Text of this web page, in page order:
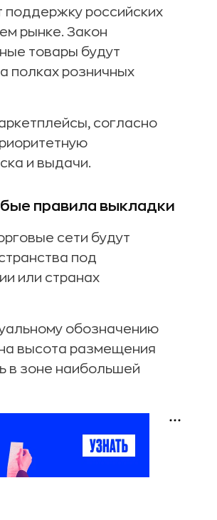
поддержку российских
рынке. Закон
товары будут
полках розничных
согласно
и выдачи.
правила выкладки
сети будут
под
или странах
обозначению
высота размещения
в зоне наибольшей